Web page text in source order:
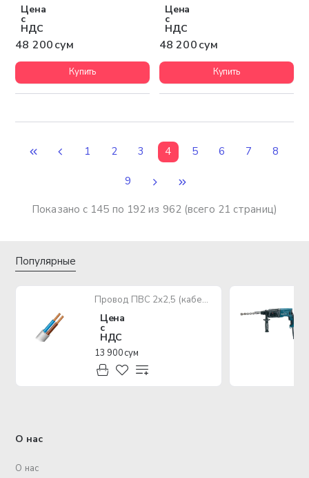
Цена
с
НДС
48 200 сум
Купить
Цена
с
НДС
48 200 сум
Купить
1 2 3 4 5 6 7 8
9
Показано с 145 по 192 из 962 (всего 21 страниц)
Популярные
Провод ПВС 2х2,5 (кабель медный многожильный)
Цена
с
НДС
13 900 сум
О нас
О нас